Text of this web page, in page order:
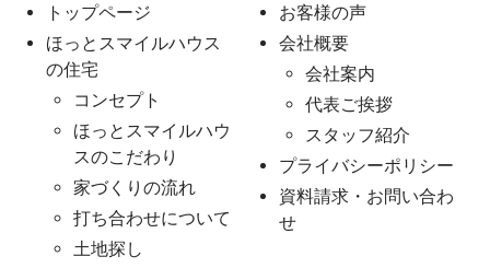
トップページ
ほっとスマイルハウス
の住宅
コンセプト
ほっとスマイルハウ
スのこだわり
家づくりの流れ
打ち合わせについて
土地探し
お客様の声
会社概要
会社案内
代表ご挨拶
スタッフ紹介
プライバシーポリシー
資料請求・お問い合わ
せ